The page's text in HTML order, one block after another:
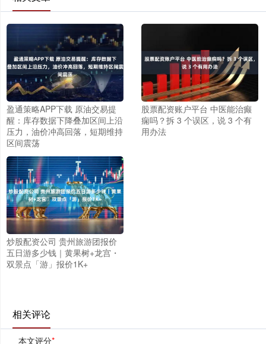
盈通策略APP下载 原油交易提
醒：库存数据下降叠加区间上沿
压力，油价冲高回落，短期维持
区间震荡
股票配资账户平台 中医能治癫
痫吗？拆 3 个误区，说 3 个有
用办法
炒股配资公司 贵州旅游团报价
五日游多少钱｜黄果树+龙宫・
双景点「游」报价1K+
相关评论
本文评分*